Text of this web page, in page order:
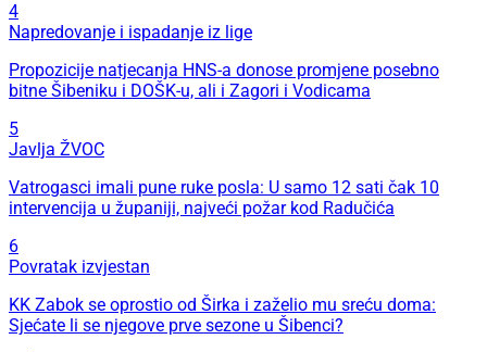
4
Napredovanje i ispadanje iz lige
Propozicije natjecanja HNS-a donose promjene posebno
bitne Šibeniku i DOŠK-u, ali i Zagori i Vodicama
5
Javlja ŽVOC
Vatrogasci imali pune ruke posla: U samo 12 sati čak 10
intervencija u županiji, najveći požar kod Radučića
6
Povratak izvjestan
KK Zabok se oprostio od Širka i zaželio mu sreću doma:
Sjećate li se njegove prve sezone u Šibenci?